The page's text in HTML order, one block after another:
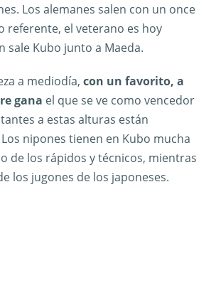
Los alemanes salen con un once
referente, el veterano es hoy
sale Kubo junto a Maeda.
a mediodía, con un favorito, a
gana el que se ve como vencedor
a estas alturas están
nipones tienen en Kubo mucha
de los rápidos y técnicos, mientras
los jugones de los japoneses.